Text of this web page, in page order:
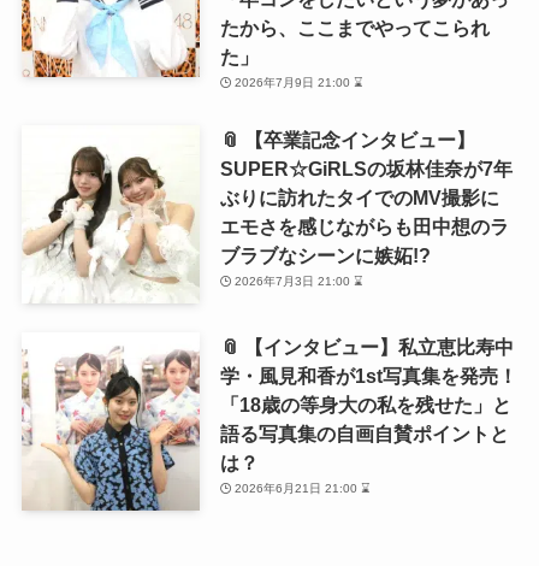
たから、ここまでやってこられ
た」
2026年7月9日 21:00 ⌛
📎 【卒業記念インタビュー】
SUPER☆GiRLSの坂林佳奈が7年
ぶりに訪れたタイでのMV撮影に
エモさを感じながらも田中想のラ
ブラブなシーンに嫉妬!?
2026年7月3日 21:00 ⌛
📎 【インタビュー】私立恵比寿中
学・風見和香が1st写真集を発売！
「18歳の等身大の私を残せた」と
語る写真集の自画自賛ポイントと
は？
2026年6月21日 21:00 ⌛